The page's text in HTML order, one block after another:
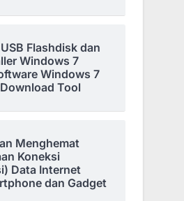
Flashdisk dan
Windows 7
Windows 7
Tool
Menghemat
Koneksi
Data Internet
dan Gadget